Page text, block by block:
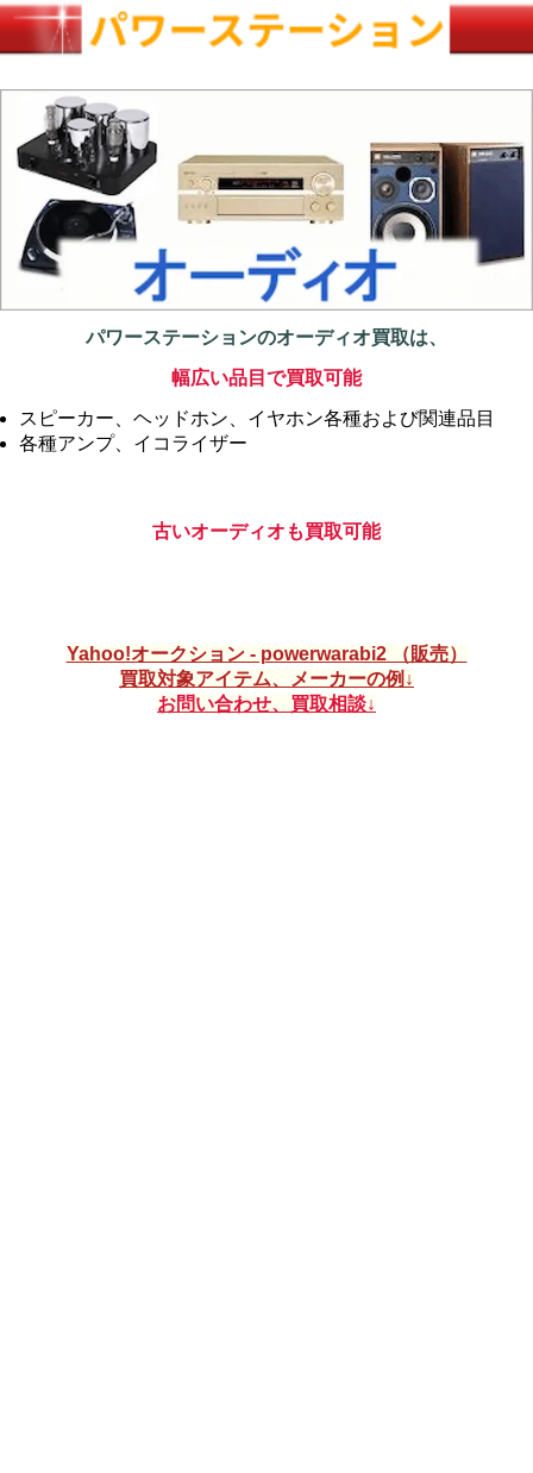
パワーステーションのオーディオ買取は、
幅広い品目で買取可能
スピーカー、ヘッドホン、イヤホン各種および関連品目
各種アンプ、イコライザー
古いオーディオも買取可能
Yahoo!オークション - powerwarabi2 （販売）
買取対象アイテム、メーカーの例
お問い合わせ、買取相談